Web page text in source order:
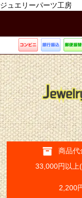
ジュエリーパーツ工房
商品代
33,000円以上
2,200